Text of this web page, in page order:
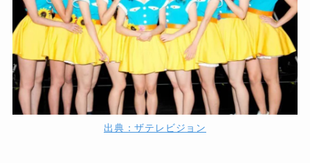
出典：ザテレビジョン